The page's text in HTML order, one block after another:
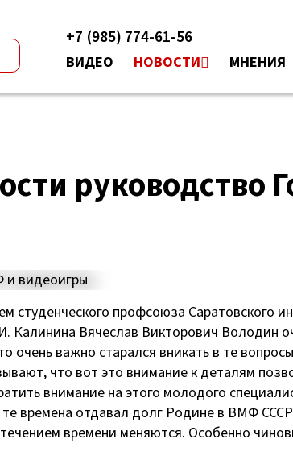
+7 (985) 774-61-56
ВИДЕО
НОВОСТИ МНЕНИЯ
руководство
студенческого профсоюза Саратовского
Калинина Вячеслав Викторович Володин
очень важно старался вникать в те
что вот это внимание к деталям
внимание на этого молодого
те времена отдавал долг Родине в ВМФ
времени меняются. Особенно